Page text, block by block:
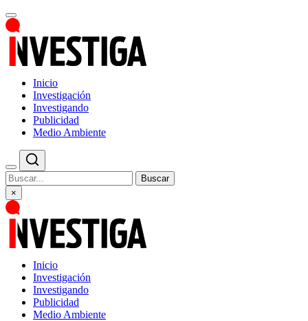
Inicio
Investigación
Investigando
Publicidad
Medio Ambiente
Buscar
×
Inicio
Investigación
Investigando
Publicidad
Medio Ambiente